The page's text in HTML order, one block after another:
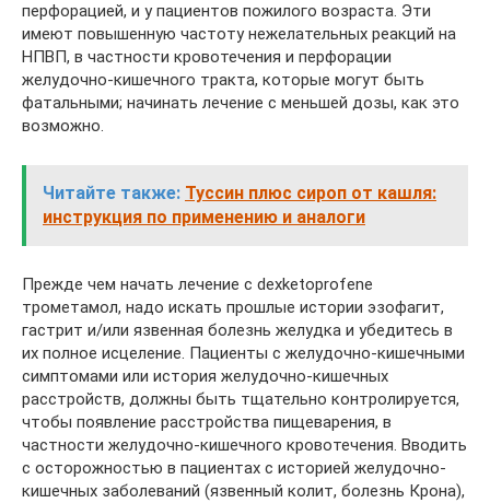
перфорацией, и у пациентов пожилого возраста. Эти
имеют повышенную частоту нежелательных реакций на
НПВП, в частности кровотечения и перфорации
желудочно-кишечного тракта, которые могут быть
фатальными; начинать лечение с меньшей дозы, как это
возможно.
Читайте также: Туссин плюс сироп от кашля:
инструкция по применению и аналоги
Прежде чем начать лечение с dexketoprofene
трометамол, надо искать прошлые истории эзофагит,
гастрит и/или язвенная болезнь желудка и убедитесь в
их полное исцеление. Пациенты с желудочно-кишечными
симптомами или история желудочно-кишечных
расстройств, должны быть тщательно контролируется,
чтобы появление расстройства пищеварения, в
частности желудочно-кишечного кровотечения. Вводить
с осторожностью в пациентах с историей желудочно-
кишечных заболеваний (язвенный колит, болезнь Крона),